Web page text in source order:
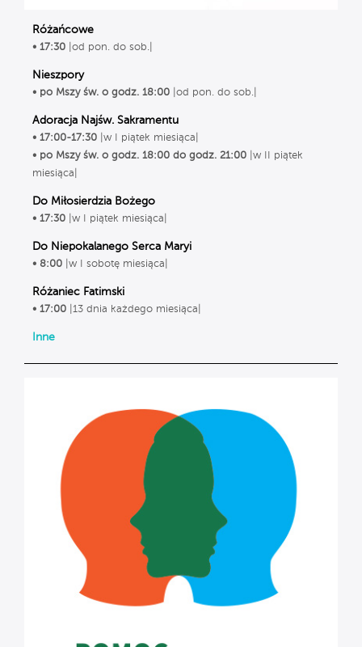
Różańcowe
• 17:30 |od pon. do sob.|
Nieszpory
• po Mszy św. o godz. 18:00 |od pon. do sob.|
Adoracja Najśw. Sakramentu
• 17:00-17:30 |w I piątek miesiąca|
• po Mszy św. o godz. 18:00 do godz. 21:00 |w II piątek
miesiąca|
Do Miłosierdzia Bożego
• 17:30 |w I piątek miesiąca|
Do Niepokalanego Serca Maryi
• 8:00 |w I sobotę miesiąca|
Różaniec Fatimski
• 17:00 |13 dnia każdego miesiąca|
Inne